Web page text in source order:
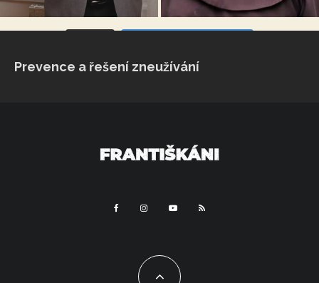
Prevence a řešení zneužívání